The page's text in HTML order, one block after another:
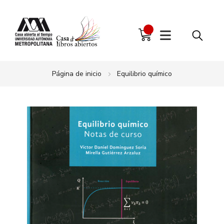
Página de inicio Equilibrio químico